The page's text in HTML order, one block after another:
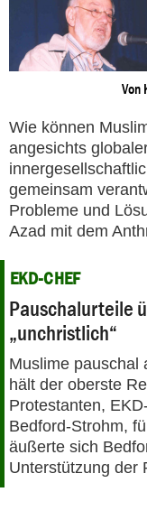
Von
Wie können
angesichts
gemeinsam
Probleme und
Azad mit dem
EKD-CHEF
Pauschalurteile
„unchristlich“
Muslime pauschal
hält der oberste
Protestanten,
Bedford-Strohm,
äußerte sich
Unterstützung der